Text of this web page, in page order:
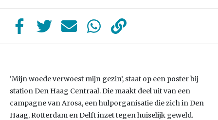
‘Mijn woede verwoest mijn gezin’, staat op een poster bij
station Den Haag Centraal. Die maakt deel uit van een
campagne van Arosa, een hulporganisatie die zich in Den
Haag, Rotterdam en Delft inzet tegen huiselijk geweld.